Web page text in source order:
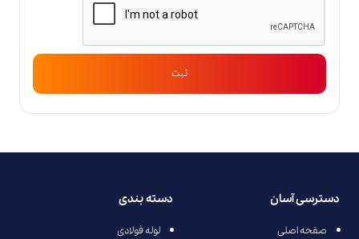
ثبت
دسترسی آسان
صفحه اصلی
دسته بندی
لوله فولادی